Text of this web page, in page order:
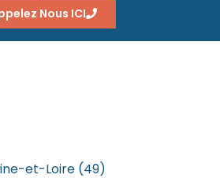
Nous ICI
et-Loire (49)